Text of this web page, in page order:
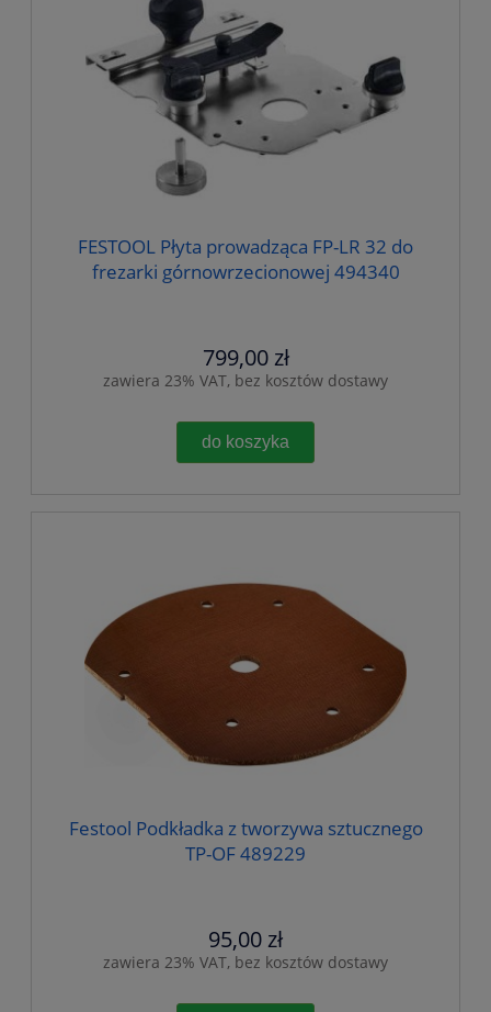
FESTOOL Płyta prowadząca FP-LR 32 do
frezarki górnowrzecionowej 494340
799,00 zł
zawiera 23% VAT, bez kosztów dostawy
do koszyka
Festool Podkładka z tworzywa sztucznego
TP-OF 489229
95,00 zł
zawiera 23% VAT, bez kosztów dostawy